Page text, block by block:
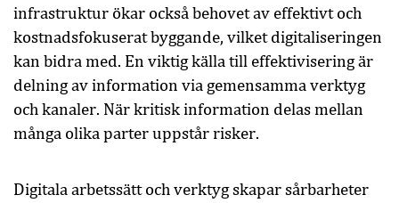
infrastruktur ökar också behovet av effektivt och
kostnadsfokuserat byggande, vilket digitaliseringen
kan bidra med. En viktig källa till effektivisering är
delning av information via gemensamma verktyg
och kanaler. När kritisk information delas mellan
många olika parter uppstår risker.
Digitala arbetssätt och verktyg skapar sårbarheter